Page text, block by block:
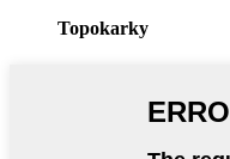
Topokarky